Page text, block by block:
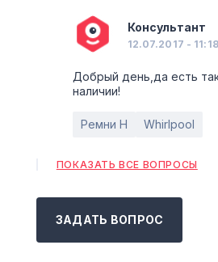
Консультант
12.07.2017 - 11:18
Добрый день,да есть
наличии!
Ремни H Whirlpool
ПОКАЗАТЬ ВСЕ ВОПРОСЫ
ЗАДАТЬ ВОПРОС